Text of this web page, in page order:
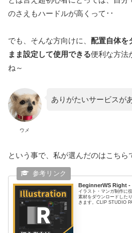
のさえもハードルが高くって･･
でも、そんな方向けに、 配置自体を
まま設定して使用できる便利な方法
ね～
ウメ
ありがたいサービスが
という事で、私が選んだのはこちら
BeginnerWS Right -
イラスト・マンガ制作に
素材をダウンロードした
きます。CLIP STUDIO